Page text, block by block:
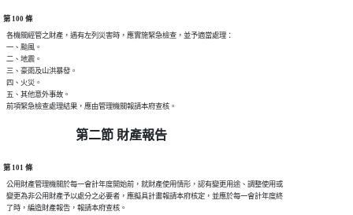
第 100 條
  各機關經管之財產，遇有左列災害時，應實施緊急檢查，並予適當處理：
  一、颱風。
  二、地震。
  三、豪雨及山洪暴發。
  四、火災。
  五、其他意外事故。
第二節 財產報告
第 101 條
  公用財產管理機關於每一會計年度開始前，就財產使用情形，認有變更用途、調整使用或
  變更為非公用財產予以處分之必要者，應擬具計畫報請本府核定，並應於每一會計年度終